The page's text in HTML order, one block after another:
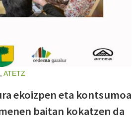
ATETZ
ekoizpen eta kontsumoa
baitan kokatzen da